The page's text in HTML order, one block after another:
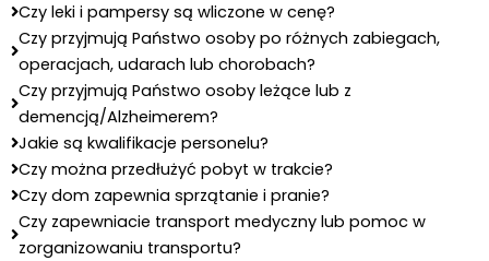
Czy leki i pampersy są wliczone w cenę?
Czy przyjmują Państwo osoby po różnych zabiegach,
operacjach, udarach lub chorobach?
Czy przyjmują Państwo osoby leżące lub z
demencją/Alzheimerem?
Jakie są kwalifikacje personelu?
Czy można przedłużyć pobyt w trakcie?
Czy dom zapewnia sprzątanie i pranie?
Czy zapewniacie transport medyczny lub pomoc w
zorganizowaniu transportu?